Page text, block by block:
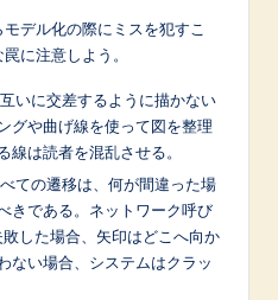
デル化の際にミスを犯すこ
に注意しよう。
いに交差するように描かない
グや曲げ線を使って図を整理
線は読者を混乱させる。
ての遷移は、何が間違った場
きである。ネットワーク呼び
した場合、矢印はどこへ向か
ない場合、システムはクラッ